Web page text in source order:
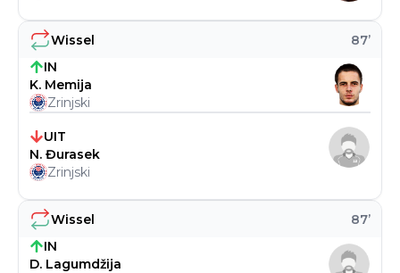
Wissel 87’
IN
D. Lagumdžija
Wissel 87’
IN
K. Memija
Zrinjski
UIT
N. Đurasek
Zrinjski